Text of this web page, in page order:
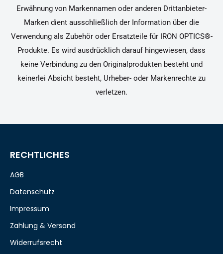
Erwähnung von Markennamen oder anderen Drittanbieter-
Marken dient ausschließlich der Information über die
Verwendung als Zubehör oder Ersatzteile für IRON OPTICS®-
Produkte. Es wird ausdrücklich darauf hingewiesen, dass
keine Verbindung zu den Originalprodukten besteht und
keinerlei Absicht besteht, Urheber- oder Markenrechte zu
verletzen.
RECHTLICHES
AGB
Datenschutz
Impressum
Zahlung & Versand
Widerrufsrecht